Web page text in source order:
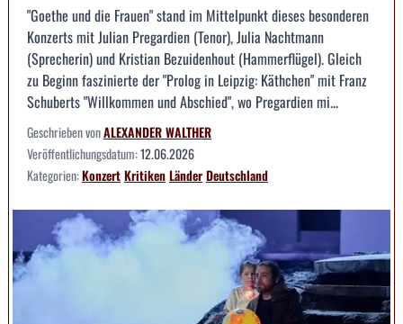
"Goethe und die Frauen" stand im Mittelpunkt dieses besonderen
Konzerts mit Julian Pregardien (Tenor), Julia Nachtmann
(Sprecherin) und Kristian Bezuidenhout (Hammerflügel). Gleich
zu Beginn faszinierte der "Prolog in Leipzig: Käthchen" mit Franz
Schuberts "Willkommen und Abschied", wo Pregardien mi...
Geschrieben vonALEXANDER WALTHER
Veröffentlichungsdatum:12.06.2026
Kategorien:KonzertKritikenLänderDeutschland